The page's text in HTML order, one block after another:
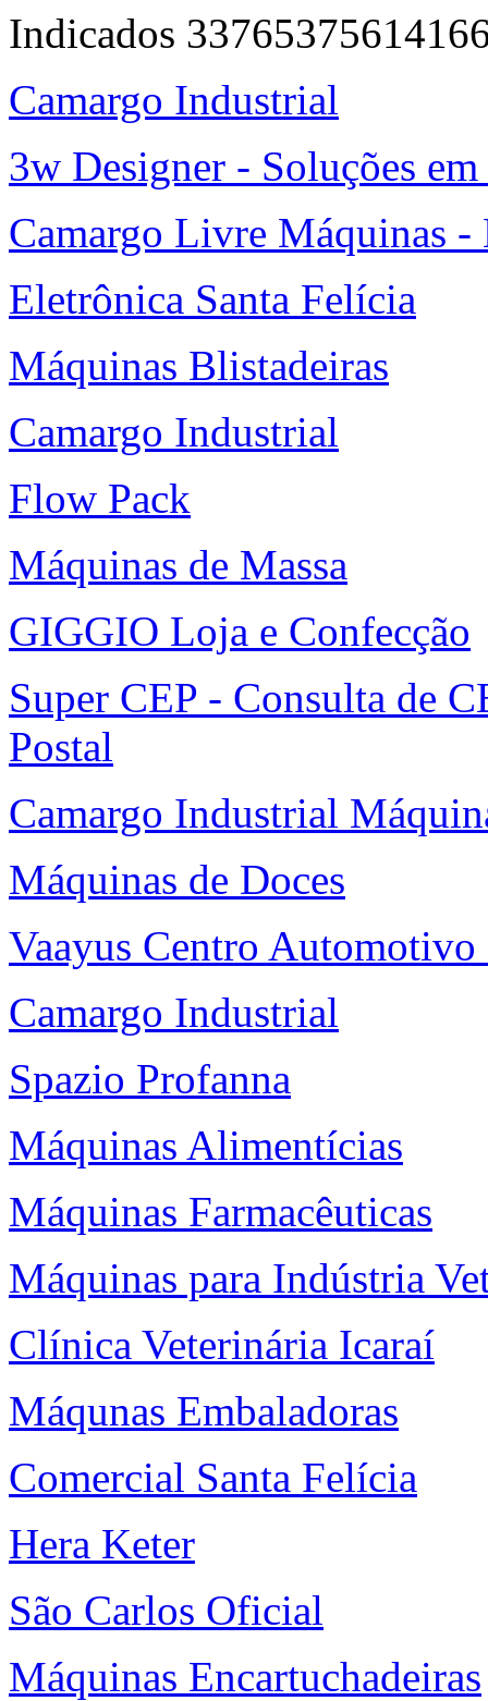
Indicados
Camargo Industrial
3w Designer - Soluções
Camargo Livre Máquinas -
Eletrônica Santa Felícia
Máquinas Blistadeiras
Camargo Industrial
Flow Pack
Máquinas de Massa
GIGGIO Loja e Confecção
Super CEP - Consulta de
Postal
Camargo Industrial
Máquinas de Doces
Vaayus Centro Automotivo
Camargo Industrial
Spazio Profanna
Máquinas Alimentícias
Máquinas Farmacêuticas
Máquinas para Indústria
Clínica Veterinária Icaraí
Máqunas Embaladoras
Comercial Santa Felícia
Hera Keter
São Carlos Oficial
Máquinas Encartuchadeiras